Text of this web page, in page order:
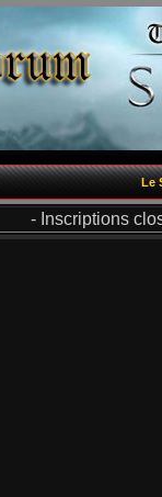
Le
- Inscriptions